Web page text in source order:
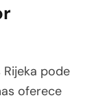
pode
oferece